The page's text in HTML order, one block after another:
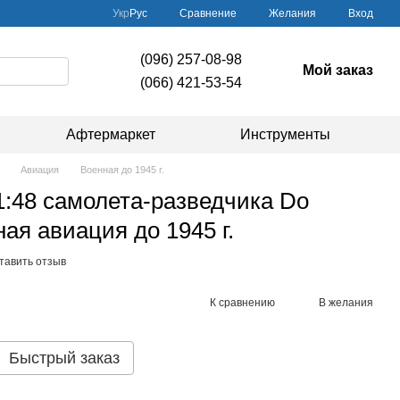
Укр Рус Сравнение Желания Вход
(096) 257-08-98
(066) 421-53-54
Мой заказ
Афтермаркет Инструменты
Авиация Военная до 1945 г.
самолета-разведчика Do
авиация до 1945 г.
отзыв
К сравнению В желания
Быстрый заказ